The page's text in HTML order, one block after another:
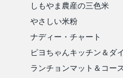
しもやま農産の三色米
やさしい米粉
ナディー・チャート
ピヨちゃんキッチン＆ダ
ランチョンマット＆コー